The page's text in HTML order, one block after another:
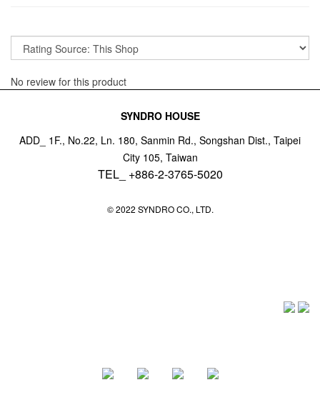
No review for this product
SYNDRO HOUSE
ADD_ 1F., No.22, Ln. 180, Sanmin Rd., Songshan Dist., Taipei
City 105, Taiwan
TEL_ +886-2-3765-5020
© 2022 SYNDRO CO., LTD.